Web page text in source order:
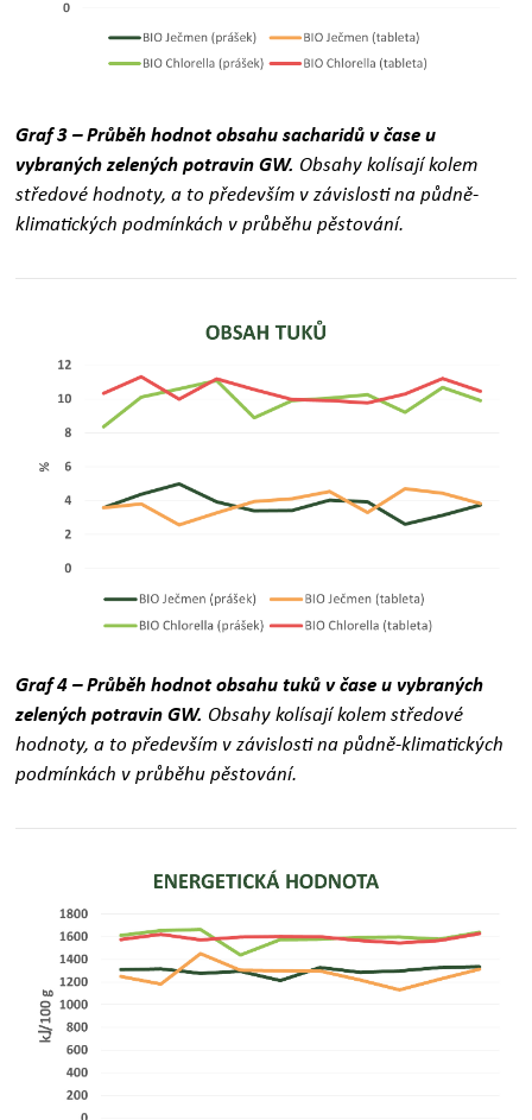
Graf 3 – Průběh hodnot obsahu sacharidů v čase u
vybraných zelených potravin GW. Obsahy kolísají kolem
středové hodnoty, a to především v závislosti na půdně-
klimatických podmínkách v průběhu pěstování.
Graf 4 – Průběh hodnot obsahu tuků v čase u vybraných
zelených potravin GW. Obsahy kolísají kolem středové
hodnoty, a to především v závislosti na půdně-klimatických
podmínkách v průběhu pěstování.